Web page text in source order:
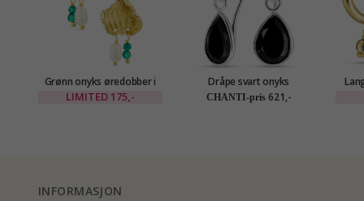
Grønn onyks øredobber i
forgylt messing - Eliné
LIMITED 175,-
Dråpe svart onyks
øredobber i sølv - Loom
Stones
CHANTI-pris 621,-
INFORMASJON